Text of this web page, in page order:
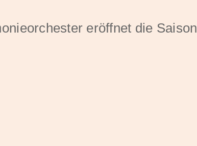
eröffnet die Saison